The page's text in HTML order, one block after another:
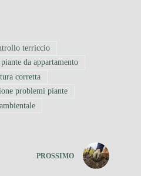
terriccio
da appartamento
corretta
problemi piante
PROSSIMO